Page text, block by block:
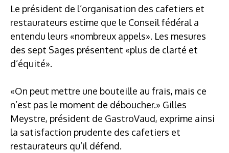
Le président de l’organisation des cafetiers et
restaurateurs estime que le Conseil fédéral a
entendu leurs «nombreux appels». Les mesures
des sept Sages présentent «plus de clarté et
d’équité».
«On peut mettre une bouteille au frais, mais ce
n’est pas le moment de déboucher.» Gilles
Meystre, président de GastroVaud, exprime ainsi
la satisfaction prudente des cafetiers et
restaurateurs qu’il défend.